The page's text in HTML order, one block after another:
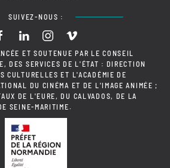
SUIVEZ-NOUS :
ET SOUTENUE PAR LE CONSEIL
DES SERVICES DE L'ÉTAT : DIRECTION
CULTURELLES ET L'ACADÉMIE DE
DU CINÉMA ET DE L'IMAGE ANIMÉE ;
DE L'EURE, DU CALVADOS, DE LA
SEINE-MARITIME.